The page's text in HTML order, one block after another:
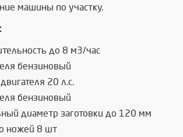
машины по участку.
до 8 м3/час
бензиновый
20 л.с.
бензиновый
диаметр заготовки до 120 мм
ножей 8 шт